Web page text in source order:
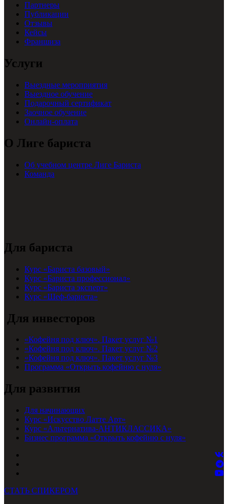
Партнеры
Публикации
Отзывы
Кейсы
Франшиза
Услуги
Выездные мероприятия
Выездное обучение
Подарочный сертификат
Заочное обучение
Онлайн-оплата
О Лиге бариста
Об учебном центре Лиге Бариста
Команда
Для бариста
Курс «Бариста базовый»
Курс «Бариста профессионал»
Курс «Бариста эксперт»
Курс «Шеф-бариста»
Для инвесторов
«Кофейня под ключ». Пакет услуг №1
«Кофейня под ключ». Пакет услуг №2
«Кофейня под ключ». Пакет услуг №3
Программа «Открыть кофейню с нуля»
Для развития
Для начинающих
Курс «Искусство Латте Арт»
Курс «Альтернатива-АНТИКЛАССИКА»
Бизнес программа «Открыть кофейню с нуля»
СТАТЬ СПИКЕРОМ